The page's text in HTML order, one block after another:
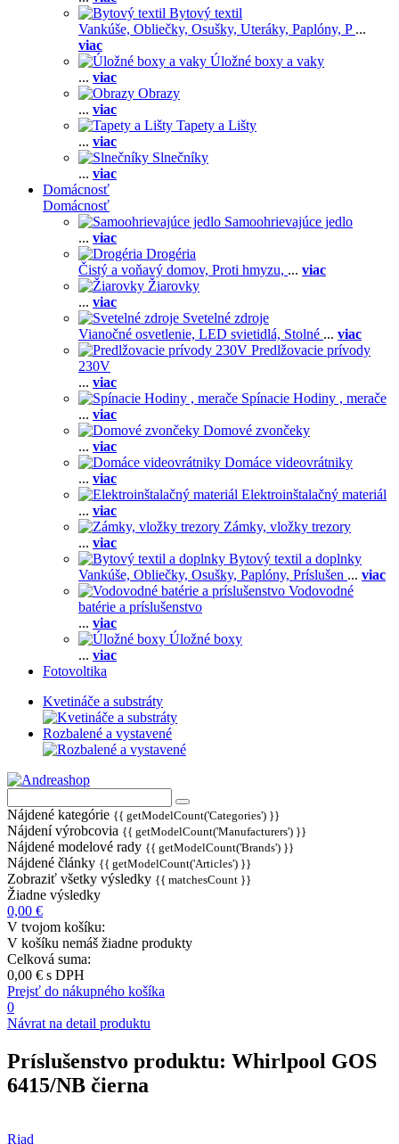
Bytový textil
Vankúše, Obliečky, Osušky, Uteráky, Paplóny, P ...
viac
Úložné boxy a vaky
... viac
Obrazy
... viac
Tapety a Lišty
... viac
Slnečníky
... viac
Domácnosť
Domácnosť
Samoohrievajúce jedlo
... viac
Drogéria
Čistý a voňavý domov, Proti hmyzu, ... viac
Žiarovky
... viac
Svetelné zdroje
Vianočné osvetlenie, LED svietidlá, Stolné ... viac
Predlžovacie prívody
230V
... viac
Spínacie Hodiny , merače
... viac
Domové zvončeky
... viac
Domáce videovrátniky
... viac
Elektroinštalačný materiál
... viac
Zámky, vložky trezory
... viac
Bytový textil a doplnky
Vankúše, Obliečky, Osušky, Paplóny, Príslušen ... viac
Vodovodné
batérie a príslušenstvo
... viac
Úložné boxy
... viac
Fotovoltika
Kvetináče a substráty
Rozbalené a vystavené
Nájdené kategórie {{ getModelCount('Categories') }}
Nájdení výrobcovia {{ getModelCount('Manufacturers') }}
Nájdené modelové rady {{ getModelCount('Brands') }}
Nájdené články {{ getModelCount('Articles') }}
Zobraziť všetky výsledky {{ matchesCount }}
Žiadne výsledky
0,00 €
V tvojom košíku:
V košíku nemáš žiadne produkty
Celková suma:
0,00 € s DPH
Prejsť do nákupného košíka
0
Návrat na detail produktu
Príslušenstvo produktu: Whirlpool GOS
6415/NB čierna
Riad